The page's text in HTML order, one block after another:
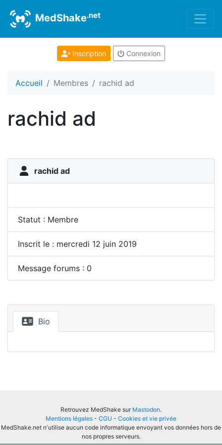
MedShake.net
Inscription Connexion
Accueil Membres rachid ad
rachid ad
rachid ad
Statut : Membre
Inscrit le : mercredi 12 juin 2019
Message forums : 0
Bio
Retrouvez MedShake sur Mastodon.
Mentions légales - CGU - Cookies et vie privée
MedShake.net n'utilise aucun code informatique envoyant vos données hors de
nos propres serveurs.